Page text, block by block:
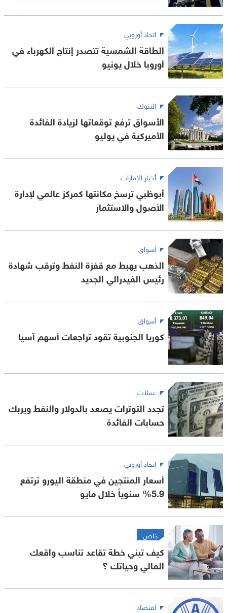
اتحاد أوروبي
الطاقة الشمسية تتصدر إنتاج الكهرباء في
أوروبا خلال يونيو
البنوك
الأسواق ترفع توقعاتها لزيادة الفائدة
الأميركية في يوليو
أخبار الإمارات
أبوظبي ترسخ مكانتها كمركز عالمي لإدارة
الأصول والاستثمار
أسواق
الذهب يهبط مع قفزة النفط وترقب شهادة
رئيس الفيدرالي الجديد
أسواق
كوريا الجنوبية تقود تراجعات أسهم آسيا
عملات
تجدد التوترات يصعد بالدولار والنفط ويربك
حسابات الفائدة
اتحاد أوروبي
أسعار المنتجين في منطقة اليورو ترتفع
5.9% سنوياً خلال مايو
خاص
كيف تبني خطة تقاعد تناسب واقعك
المالي وحياتك ؟
اقتصاد